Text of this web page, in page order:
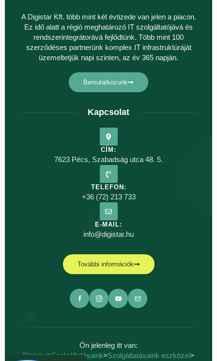
A Digistar Kft. több mint két évtizede van jelen a piacon.
Ez idő alatt a régió meghatározó IT szolgáltatójává és
rendszerintegrátorává fejlődtünk. Több mint 100
szerződéses partnerünk komplex IT infrastruktúráját
üzemeltetjük napi szinten, az év 365 napján.
Bemutatkozunk
Kapcsolat
CÍM:
7623 Pécs, Szabadság utca 48. 5.
TELEFON:
+36 (72) 213 733
E-MAIL:
info@digistar.hu
További információk
Ön jelenleg itt van:
Digistar> Szolgáltatásaink>Szolgáltatásaink eszközei>